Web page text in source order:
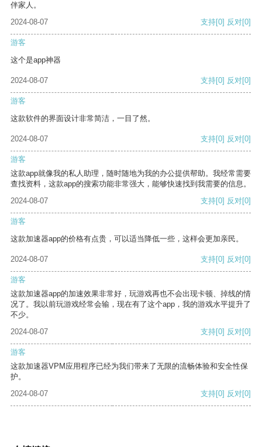
伴家人。
2024-08-07
支持[0] 反对[0]
游客
这个是app神器
2024-08-07 支持[0] 反对[0]
游客
这款软件的界面设计非常简洁，一目了然。
2024-08-07 支持[0] 反对[0]
游客
这款app就像我的私人助理，随时随地为我的办公提供帮助。我经常需要
查找资料，这款app的搜索功能非常强大，能够快速找到我需要的信息。
2024-08-07
支持[0] 反对[0]
游客
这款加速器app的价格有点贵，可以适当降低一些，这样会更加亲民。
2024-08-07 支持[0] 反对[0]
游客
这款加速器app的加速效果非常好，玩游戏再也不会出现卡顿、掉线的情
况了。我以前玩游戏经常会输，现在有了这个app，我的游戏水平提升了
不少。
2024-08-07
支持[0] 反对[0]
游客
这款加速器VPM应用程序已经为我们带来了无限的流畅体验和安全性保
护。
2024-08-07
支持[0] 反对[0]